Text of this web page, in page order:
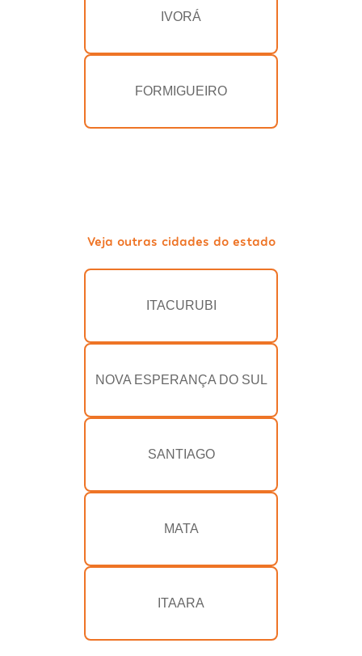
IVORÁ
FORMIGUEIRO
Veja outras cidades do estado
ITACURUBI
NOVA ESPERANÇA DO SUL
SANTIAGO
MATA
ITAARA